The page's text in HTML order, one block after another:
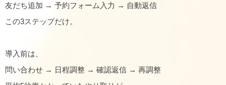
友だち追加 → 予約フォーム入力 → 自動返信
この3ステップだけ。
導入前は、
問い合わせ → 日程調整 → 確認返信 → 再調整